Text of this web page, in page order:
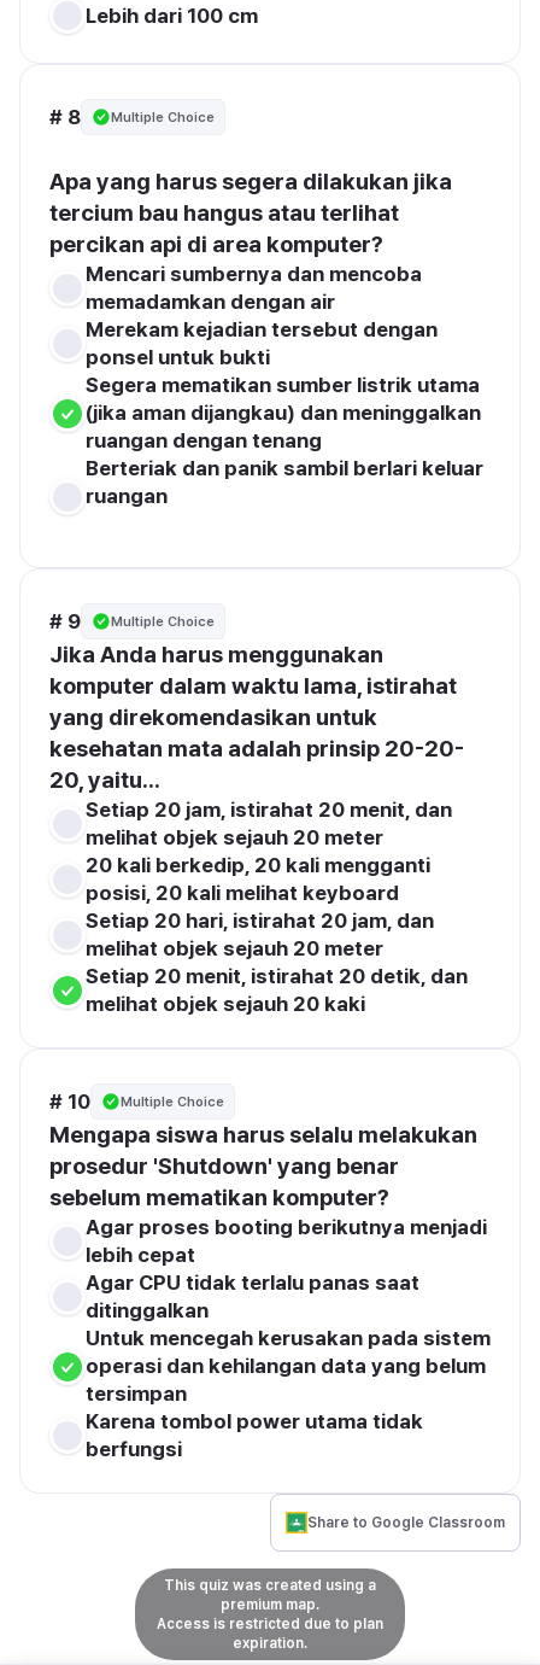
Lebih dari 100 cm
# 8 Multiple Choice
Apa yang harus segera dilakukan jika
tercium bau hangus atau terlihat
percikan api di area komputer?
Mencari sumbernya dan mencoba
memadamkan dengan air
Merekam kejadian tersebut dengan
ponsel untuk bukti
Segera mematikan sumber listrik utama
(jika aman dijangkau) dan meninggalkan
ruangan dengan tenang
Berteriak dan panik sambil berlari keluar
ruangan
# 9 Multiple Choice
Jika Anda harus menggunakan
komputer dalam waktu lama, istirahat
yang direkomendasikan untuk
kesehatan mata adalah prinsip 20-20-
20, yaitu...
Setiap 20 jam, istirahat 20 menit, dan
melihat objek sejauh 20 meter
20 kali berkedip, 20 kali mengganti
posisi, 20 kali melihat keyboard
Setiap 20 hari, istirahat 20 jam, dan
melihat objek sejauh 20 meter
Setiap 20 menit, istirahat 20 detik, dan
melihat objek sejauh 20 kaki
# 10 Multiple Choice
Mengapa siswa harus selalu melakukan
prosedur 'Shutdown' yang benar
sebelum mematikan komputer?
Agar proses booting berikutnya menjadi
lebih cepat
Agar CPU tidak terlalu panas saat
ditinggalkan
Untuk mencegah kerusakan pada sistem
operasi dan kehilangan data yang belum
tersimpan
Karena tombol power utama tidak
berfungsi
Share to Google Classroom
This quiz was created using a
premium map.
Access is restricted due to plan
expiration.